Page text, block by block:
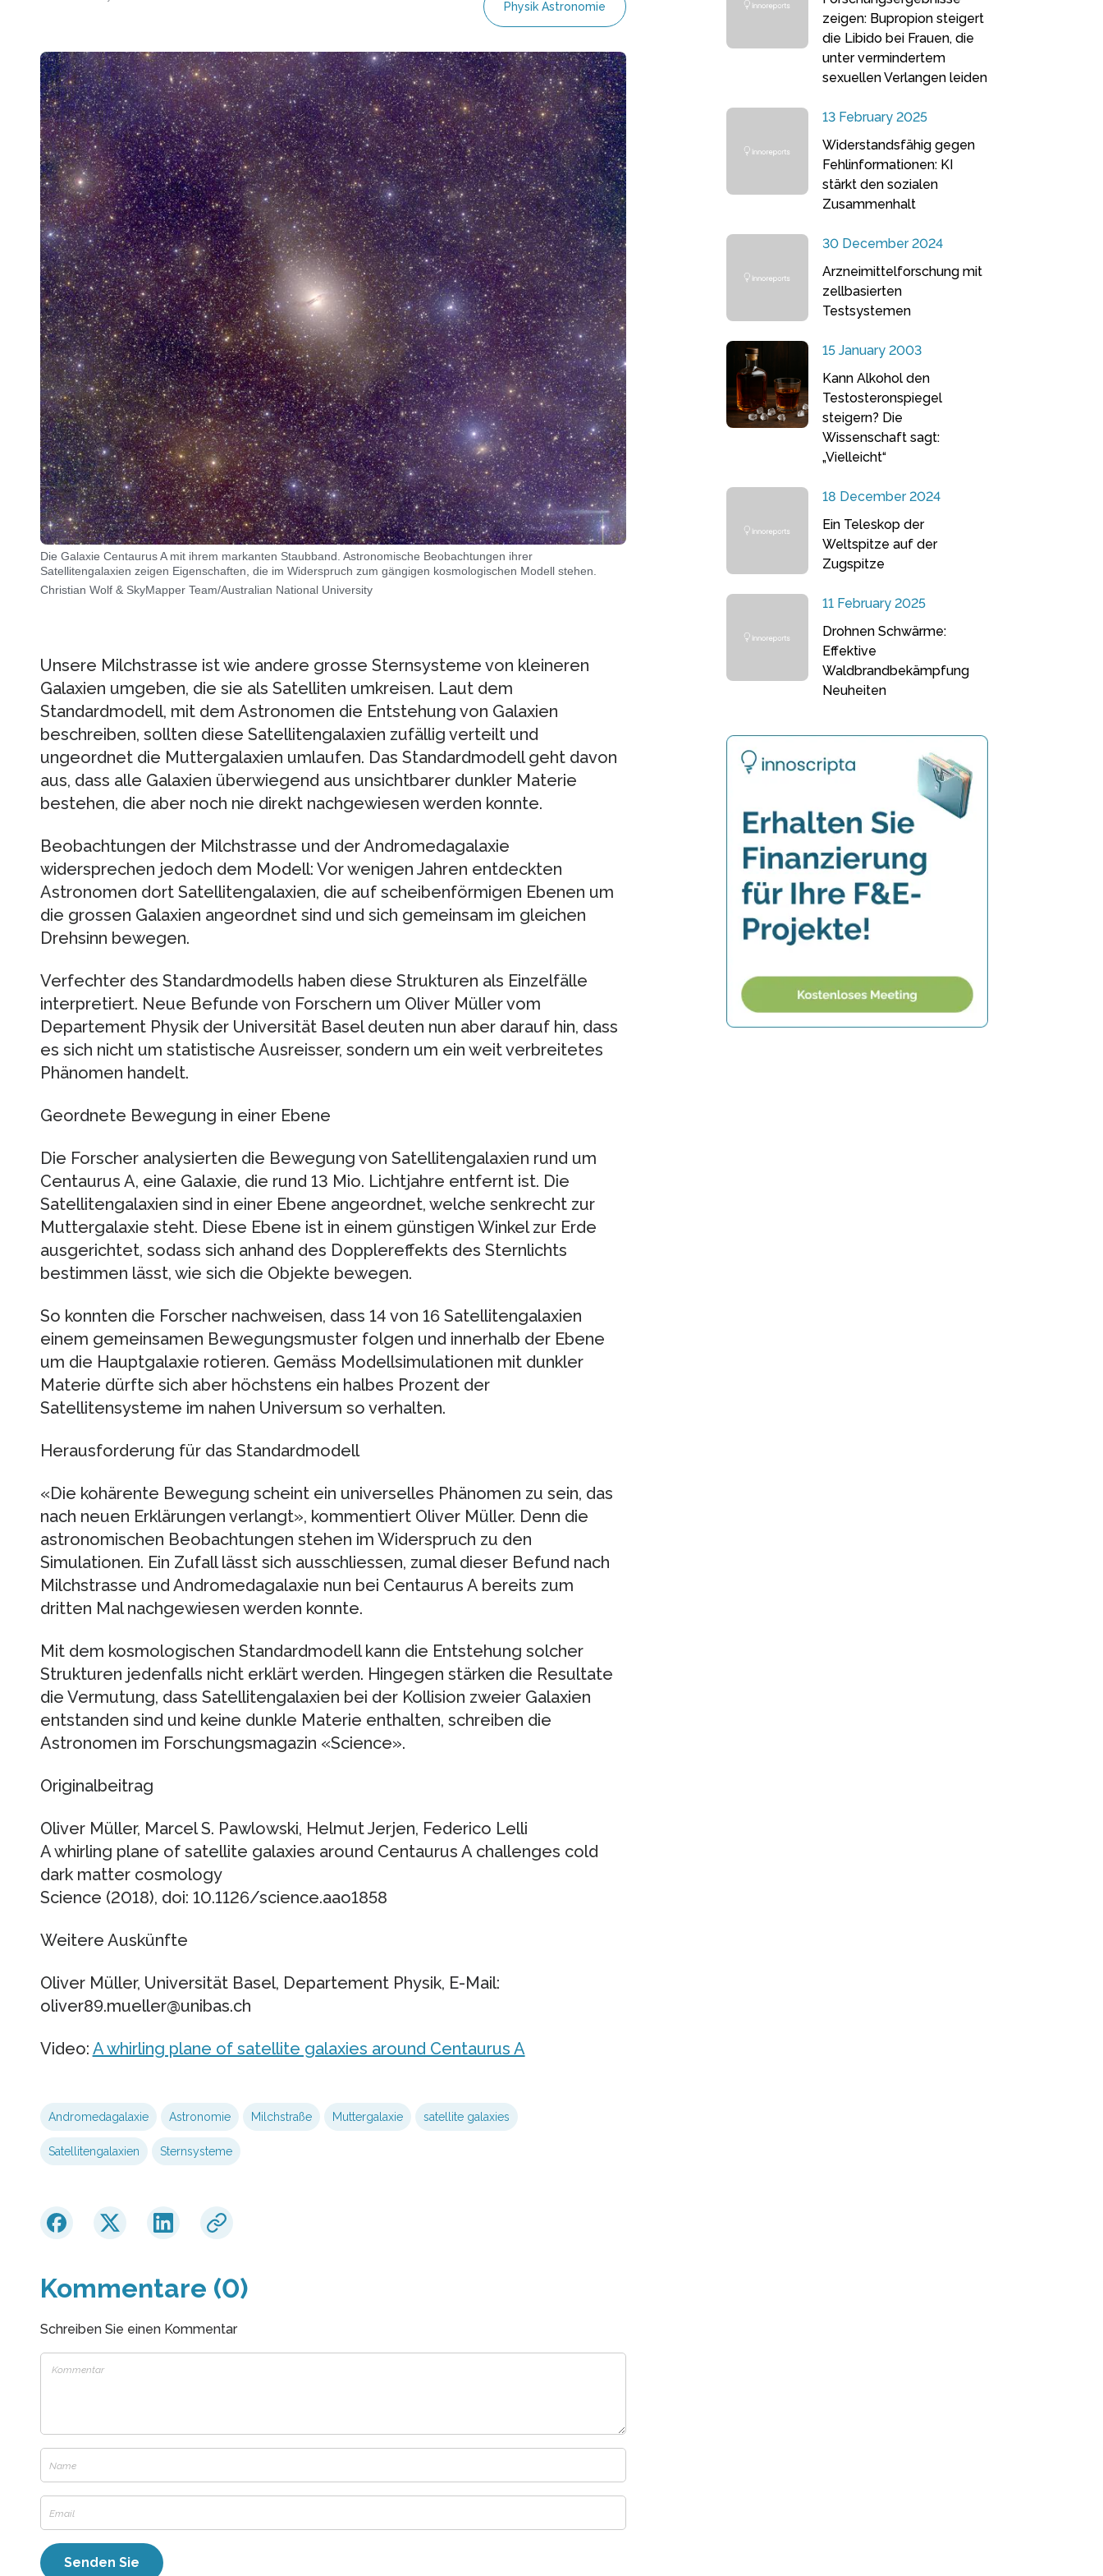
Physik Astronomie
Die Galaxie Centaurus A mit ihrem markanten Staubband. Astronomische Beobachtungen ihrer
Satellitengalaxien zeigen Eigenschaften, die im Widerspruch zum gängigen kosmologischen Modell stehen.
Christian Wolf & SkyMapper Team/Australian National University
Unsere Milchstrasse ist wie andere grosse Sternsysteme von kleineren
Galaxien umgeben, die sie als Satelliten umkreisen. Laut dem
Standardmodell, mit dem Astronomen die Entstehung von Galaxien
beschreiben, sollten diese Satellitengalaxien zufällig verteilt und
ungeordnet die Muttergalaxien umlaufen. Das Standardmodell geht davon
aus, dass alle Galaxien überwiegend aus unsichtbarer dunkler Materie
bestehen, die aber noch nie direkt nachgewiesen werden konnte.
Beobachtungen der Milchstrasse und der Andromedagalaxie
widersprechen jedoch dem Modell: Vor wenigen Jahren entdeckten
Astronomen dort Satellitengalaxien, die auf scheibenförmigen Ebenen um
die grossen Galaxien angeordnet sind und sich gemeinsam im gleichen
Drehsinn bewegen.
Verfechter des Standardmodells haben diese Strukturen als Einzelfälle
interpretiert. Neue Befunde von Forschern um Oliver Müller vom
Departement Physik der Universität Basel deuten nun aber darauf hin, dass
es sich nicht um statistische Ausreisser, sondern um ein weit verbreitetes
Phänomen handelt.
Geordnete Bewegung in einer Ebene
Die Forscher analysierten die Bewegung von Satellitengalaxien rund um
Centaurus A, eine Galaxie, die rund 13 Mio. Lichtjahre entfernt ist. Die
Satellitengalaxien sind in einer Ebene angeordnet, welche senkrecht zur
Muttergalaxie steht. Diese Ebene ist in einem günstigen Winkel zur Erde
ausgerichtet, sodass sich anhand des Dopplereffekts des Sternlichts
bestimmen lässt, wie sich die Objekte bewegen.
So konnten die Forscher nachweisen, dass 14 von 16 Satellitengalaxien
einem gemeinsamen Bewegungsmuster folgen und innerhalb der Ebene
um die Hauptgalaxie rotieren. Gemäss Modellsimulationen mit dunkler
Materie dürfte sich aber höchstens ein halbes Prozent der
Satellitensysteme im nahen Universum so verhalten.
Herausforderung für das Standardmodell
«Die kohärente Bewegung scheint ein universelles Phänomen zu sein, das
nach neuen Erklärungen verlangt», kommentiert Oliver Müller. Denn die
astronomischen Beobachtungen stehen im Widerspruch zu den
Simulationen. Ein Zufall lässt sich ausschliessen, zumal dieser Befund nach
Milchstrasse und Andromedagalaxie nun bei Centaurus A bereits zum
dritten Mal nachgewiesen werden konnte.
Mit dem kosmologischen Standardmodell kann die Entstehung solcher
Strukturen jedenfalls nicht erklärt werden. Hingegen stärken die Resultate
die Vermutung, dass Satellitengalaxien bei der Kollision zweier Galaxien
entstanden sind und keine dunkle Materie enthalten, schreiben die
Astronomen im Forschungsmagazin «Science».
Originalbeitrag
Oliver Müller, Marcel S. Pawlowski, Helmut Jerjen, Federico Lelli
A whirling plane of satellite galaxies around Centaurus A challenges cold
dark matter cosmology
Science (2018), doi: 10.1126/science.aao1858
Weitere Auskünfte
Oliver Müller, Universität Basel, Departement Physik, E-Mail:
oliver89.mueller@unibas.ch
Video: A whirling plane of satellite galaxies around Centaurus A
Andromedagalaxie Astronomie Milchstraße Muttergalaxie satellite galaxies
Satellitengalaxien Sternsysteme
Kommentare (0)
Schreiben Sie einen Kommentar
zeigen: Bupropion steigert
die Libido bei Frauen, die
unter vermindertem
sexuellen Verlangen leiden
13 February 2025
Widerstandsfähig gegen
Fehlinformationen: KI
stärkt den sozialen
Zusammenhalt
30 December 2024
Arzneimittelforschung mit
zellbasierten
Testsystemen
15 January 2003
Kann Alkohol den
Testosteronspiegel
steigern? Die
Wissenschaft sagt:
„Vielleicht“
18 December 2024
Ein Teleskop der
Weltspitze auf der
Zugspitze
11 February 2025
Drohnen Schwärme:
Effektive
Waldbrandbekämpfung
Neuheiten